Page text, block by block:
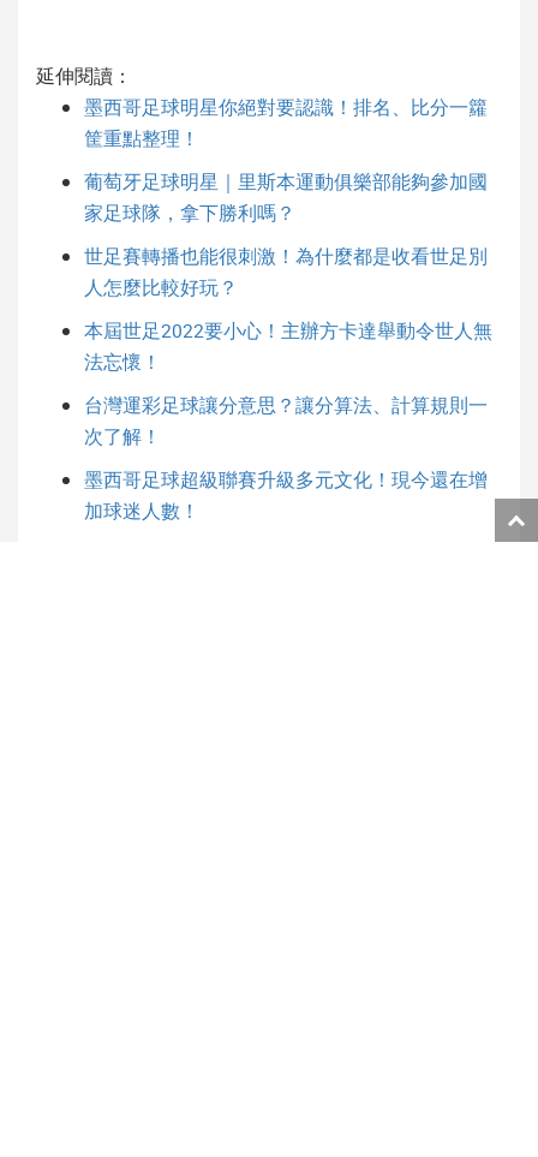
延伸閱讀：
墨西哥足球明星你絕對要認識！排名、比分一籮
筐重點整理！
葡萄牙足球明星｜里斯本運動俱樂部能夠參加國
家足球隊，拿下勝利嗎？
世足賽轉播也能很刺激！為什麼都是收看世足別
人怎麼比較好玩？
本屆世足2022要小心！主辦方卡達舉動令世人無
法忘懷！
台灣運彩足球讓分意思？讓分算法、計算規則一
次了解！
墨西哥足球超級聯賽升級多元文化！現今還在增
加球迷人數！
返
回